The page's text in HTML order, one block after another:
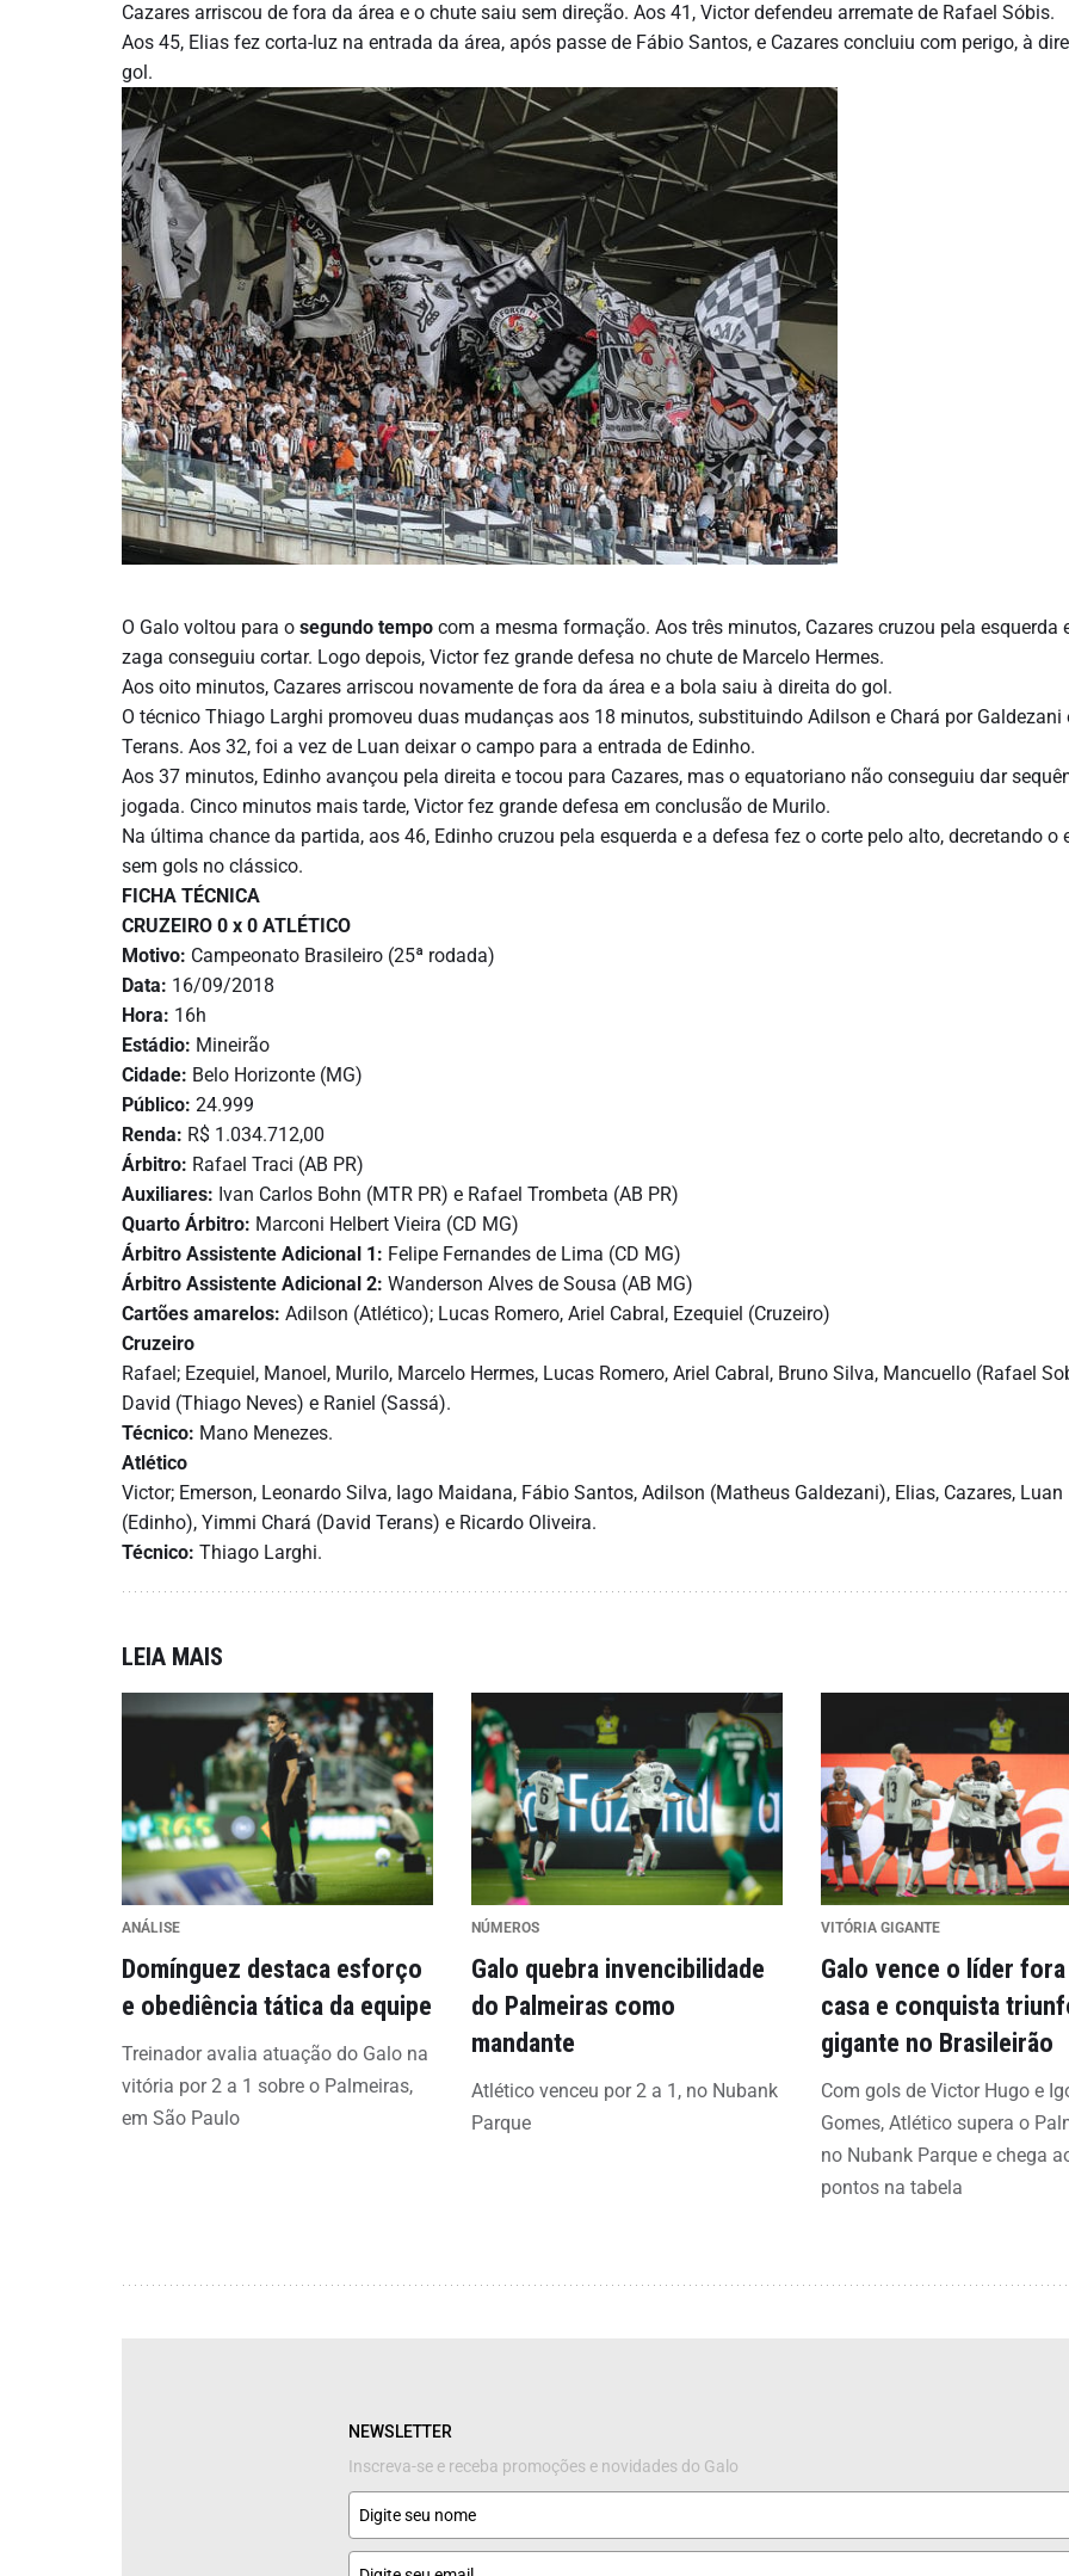
Cazares arriscou de fora da área e o chute saiu sem direção. Aos 41, Victor defendeu arremate de Rafael Sóbis.
Aos 45, Elias fez corta-luz na entrada da área, após passe de Fábio Santos, e Cazares concluiu com perigo, à
gol.
O Galo voltou para o segundo tempo com a mesma formação. Aos três minutos, Cazares cruzou pela esquerda
zaga conseguiu cortar. Logo depois, Victor fez grande defesa no chute de Marcelo Hermes.
Aos oito minutos, Cazares arriscou novamente de fora da área e a bola saiu à direita do gol.
O técnico Thiago Larghi promoveu duas mudanças aos 18 minutos, substituindo Adilson e Chará por Galdezani
Terans. Aos 32, foi a vez de Luan deixar o campo para a entrada de Edinho.
Aos 37 minutos, Edinho avançou pela direita e tocou para Cazares, mas o equatoriano não conseguiu dar
jogada. Cinco minutos mais tarde, Victor fez grande defesa em conclusão de Murilo.
Na última chance da partida, aos 46, Edinho cruzou pela esquerda e a defesa fez o corte pelo alto, decretando o
sem gols no clássico.
FICHA TÉCNICA
CRUZEIRO 0 x 0 ATLÉTICO
Motivo: Campeonato Brasileiro (25ª rodada)
Data: 16/09/2018
Hora: 16h
Estádio: Mineirão
Cidade: Belo Horizonte (MG)
Público: 24.999
Renda: R$ 1.034.712,00
Árbitro: Rafael Traci (AB PR)
Auxiliares: Ivan Carlos Bohn (MTR PR) e Rafael Trombeta (AB PR)
Quarto Árbitro: Marconi Helbert Vieira (CD MG)
Árbitro Assistente Adicional 1: Felipe Fernandes de Lima (CD MG)
Árbitro Assistente Adicional 2: Wanderson Alves de Sousa (AB MG)
Cartões amarelos: Adilson (Atlético); Lucas Romero, Ariel Cabral, Ezequiel (Cruzeiro)
Cruzeiro
Rafael; Ezequiel, Manoel, Murilo, Marcelo Hermes, Lucas Romero, Ariel Cabral, Bruno Silva, Mancuello (Rafael
David (Thiago Neves) e Raniel (Sassá).
Técnico: Mano Menezes.
Atlético
Victor; Emerson, Leonardo Silva, Iago Maidana, Fábio Santos, Adilson (Matheus Galdezani), Elias, Cazares, Luan
(Edinho), Yimmi Chará (David Terans) e Ricardo Oliveira.
Técnico: Thiago Larghi.
LEIA MAIS
ANÁLISE
Domínguez destaca esforço
e obediência tática da equipe
Treinador avalia atuação do Galo na
vitória por 2 a 1 sobre o Palmeiras,
em São Paulo
NÚMEROS
Galo quebra invencibilidade
do Palmeiras como
mandante
Atlético venceu por 2 a 1, no Nubank
Parque
VITÓRIA GIGANTE
Galo vence o líder
casa e conquista
gigante no Brasileirão
Com gols de Victor Hugo e
Gomes, Atlético supera o
no Nubank Parque e chega
pontos na tabela
NEWSLETTER
Inscreva-se e receba promoções e novidades do Galo